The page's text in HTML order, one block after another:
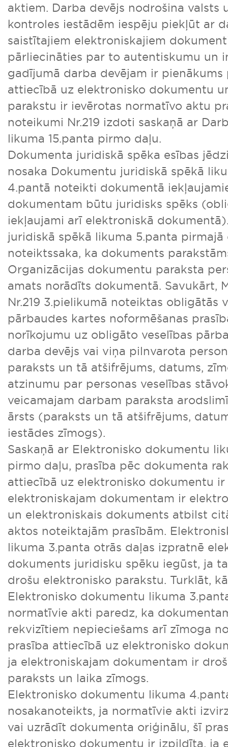
aktiem. Darba devējs nodrošina valsts
kontroles iestādēm iespēju piekļūt ar
saistītajiem elektroniskajiem
pārliecināties par to autentiskumu un
gadījumā darba devējam ir pienākums
attiecībā uz elektronisko dokumentu
parakstu ir ievērotas normatīvo aktu
noteikumi Nr.219 izdoti saskaņā ar
likuma 15.panta pirmo daļu.
Dokumenta juridiskā spēka esības
nosaka Dokumentu juridiskā spēkā
4.pantā noteikti dokumentā
dokumentam būtu juridisks spēks
iekļaujami arī elektroniskā
juridiskā spēkā likuma 5.panta pirmajā
noteiktssaka, ka dokuments
Organizācijas dokumentu paraksta
amats norādīts dokumentā. Savukārt,
Nr.219 3.pielikumā noteiktas obligātās
pārbaudes kartes noformēšanas
norīkojumu uz obligāto veselības
darba devējs vai viņa pilnvarota
paraksts un tā atšifrējums, datums,
atzinumu par personas veselības
veicamajam darbam paraksta
ārsts (paraksts un tā atšifrējums,
iestādes zīmogs).
Saskaņā ar Elektronisko dokumentu
pirmo daļu, prasība pēc dokumenta
attiecībā uz elektronisko dokumentu
elektroniskajam dokumentam ir
un elektroniskais dokuments atbilst
aktos noteiktajām prasībām.
likuma 3.panta otrās daļas izpratnē
dokuments juridisku spēku iegūst, ja
drošu elektronisko parakstu. Turklāt,
Elektronisko dokumentu likuma
normatīvie akti paredz, ka
rekvizītiem nepieciešams arī zīmoga
prasība attiecībā uz elektronisko
ja elektroniskajam dokumentam ir
paraksts un laika zīmogs.
Elektronisko dokumentu likuma
nosakanoteikts, ja normatīvie akti
vai uzrādīt dokumenta oriģinālu, šī
elektronisko dokumentu ir izpildīta, ja